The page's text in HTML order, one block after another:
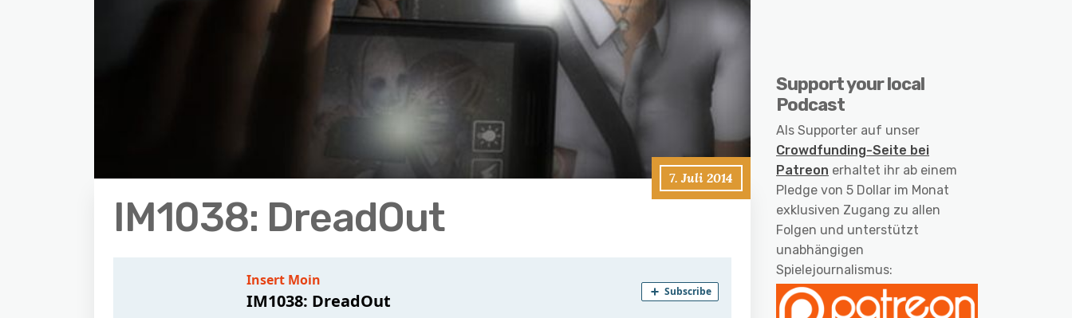
7. Juli 2014
IM1038: DreadOut
Support your local
Podcast
Als Supporter auf unser
Crowdfunding-Seite bei
Patreon erhaltet ihr ab einem
Pledge von 5 Dollar im Monat
exklusiven Zugang zu allen
Folgen und unterstützt
unabhängigen
Spielejournalismus: